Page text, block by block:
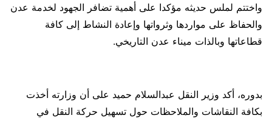
واختتم لملس حديثه مؤكدا على أهمية تضافر الجهود لخدمة عدن
والحفاظ على مواردها وثرواتها وإعادة النشاط إلى كافة
قطاعاتها وبالذات ميناء عدن التاريخي.
بدوره، أكد وزير النقل عبدالسلام حميد على أن وزارته أخذت
بكافة النقاشات والملاحظات حول تسهيل حركة النقل في